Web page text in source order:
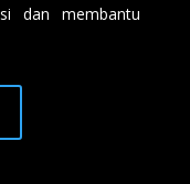
dan membantu